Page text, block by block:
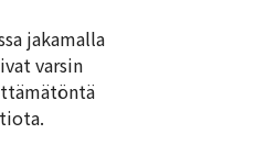
jakamalla
varsin